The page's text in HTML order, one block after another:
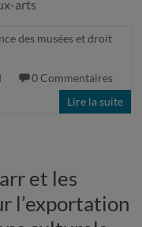
arts
des musées et droit
0 Commentaires
Lire la suite
et les
l’exportation